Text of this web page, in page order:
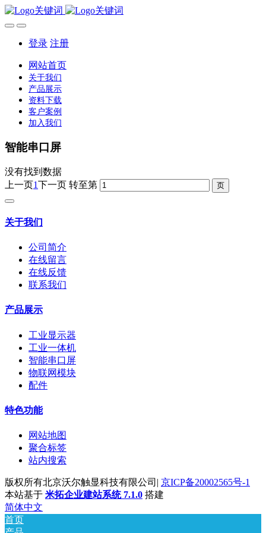
登录 注册
网站首页
关于我们
产品展示
资料下载
客户案例
加入我们
智能串口屏
没有找到数据
上一页1下一页 转至第
关于我们
公司简介
在线留言
在线反馈
联系我们
产品展示
工业显示器
工业一体机
智能串口屏
物联网模块
配件
特色功能
网站地图
聚合标签
站内搜索
版权所有北京沃尔触显科技有限公司| 京ICP备20002565号-1
本站基于 米拓企业建站系统 7.1.0 搭建
简体中文
首页